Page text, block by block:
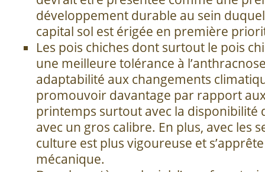
développement durable au sein
capital sol est érigée en première
Les pois chiches dont surtout le pois
une meilleure tolérance à
adaptabilité aux changements
promouvoir davantage par rapport
printemps surtout avec la disponibilité
avec un gros calibre. En plus, avec les
culture est plus vigoureuse et
mécanique.